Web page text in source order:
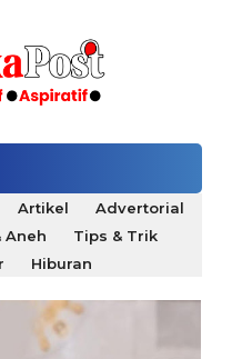
Artikel
Advertorial
Aneh
Tips & Trik
Hiburan